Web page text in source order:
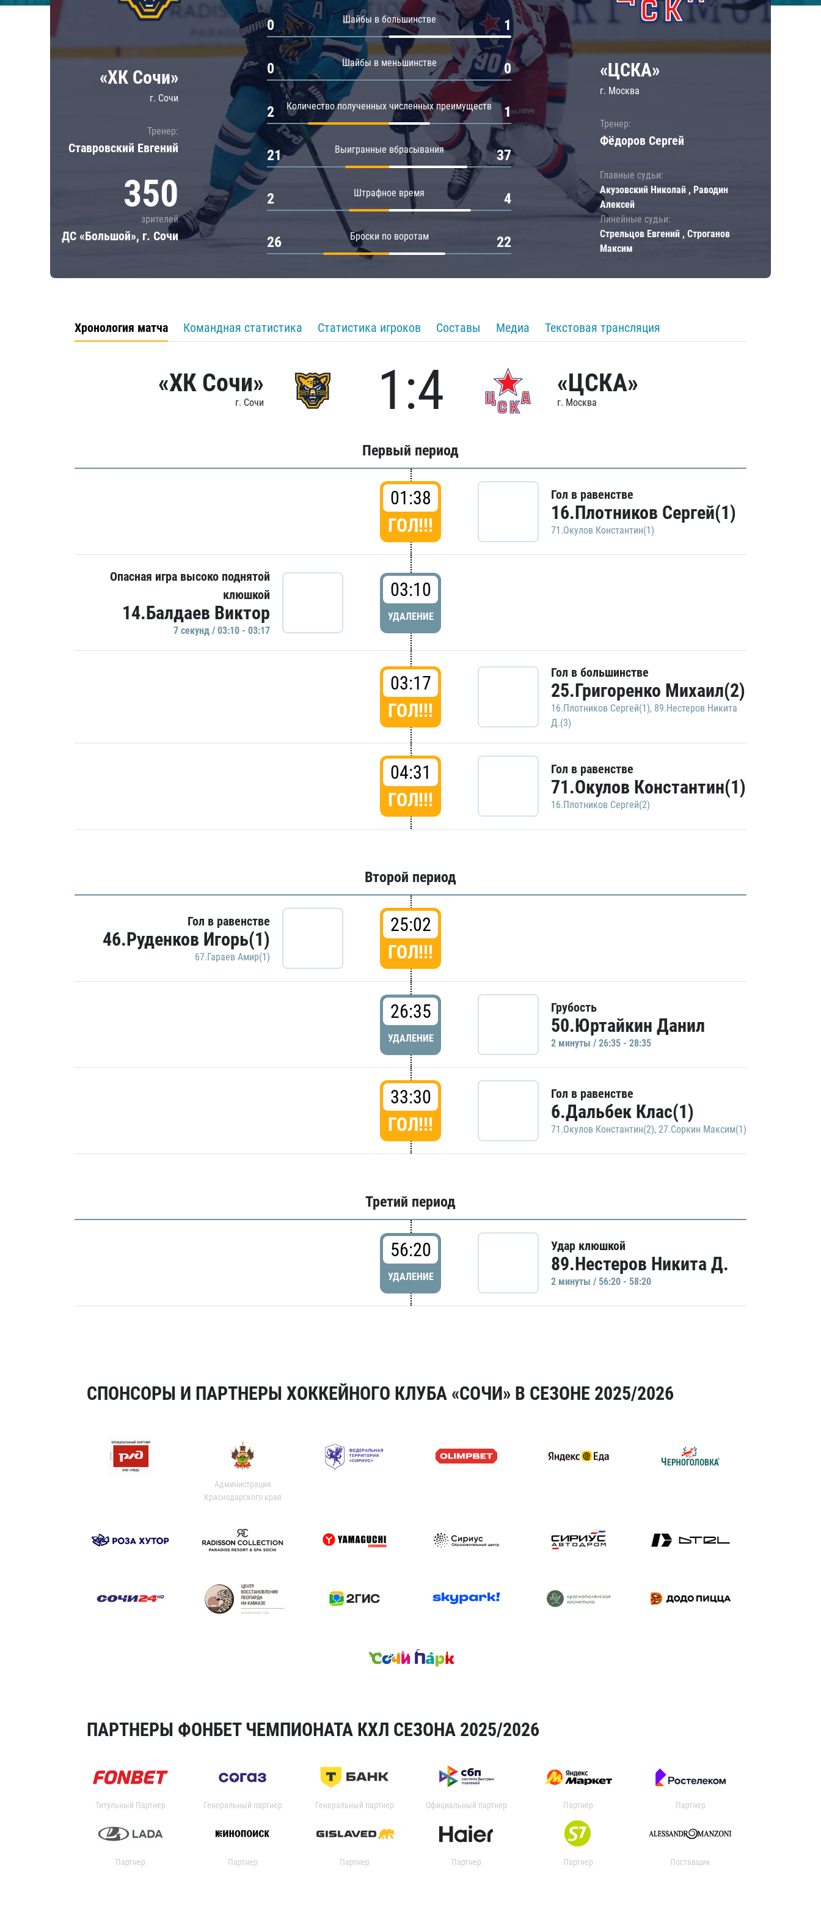
Локомотив
ЦСКА
Шанхайские Драконы
Амур
Барыс
Салават Юлаев
«ХК Сочи»
г. Сочи
Тренер:
Ставровский Евгений
350
зрителей
ДС «Большой», г. Сочи
Шайбы в большинстве
0 1
Шайбы в меньшинстве
0 0
Количество полученных численных преимуществ
2 1
Выигранные вбрасывания
21 37
Штрафное время
2 4
Броски по воротам
26 22
«ЦСКА»
г. Москва
Тренер:
Фёдоров Сергей
Главные судьи:
Акузовский Николай , Раводин
Алексей
Линейные судьи:
Стрельцов Евгений , Строганов
Максим
Хронология матча Командная статистика Статистика игроков Составы Медиа Текстовая трансляция
«ХК Сочи»
г. Сочи 1:4 «ЦСКА»
г. Москва
Первый период
01:38
ГОЛ!!!
Гол в равенстве
16.Плотников Сергей(1)
71.Окулов Константин(1)
Опасная игра высоко поднятой
клюшкой
14.Балдаев Виктор
7 секунд / 03:10 - 03:17
03:10
УДАЛЕНИЕ
03:17
ГОЛ!!!
Гол в большинстве
25.Григоренко Михаил(2)
16.Плотников Сергей(1), 89.Нестеров Никита
Д.(3)
04:31
ГОЛ!!!
Гол в равенстве
71.Окулов Константин(1)
16.Плотников Сергей(2)
Второй период
Гол в равенстве
46.Руденков Игорь(1)
67.Гараев Амир(1)
25:02
ГОЛ!!!
26:35
УДАЛЕНИЕ
Грубость
50.Юртайкин Данил
2 минуты / 26:35 - 28:35
33:30
ГОЛ!!!
Гол в равенстве
6.Дальбек Клас(1)
71.Окулов Константин(2), 27.Соркин Максим(1)
Третий период
56:20
УДАЛЕНИЕ
Удар клюшкой
89.Нестеров Никита Д.
2 минуты / 56:20 - 58:20
СПОНСОРЫ И ПАРТНЕРЫ ХОККЕЙНОГО КЛУБА «СОЧИ» В СЕЗОНЕ 2025/2026
Администрация
Краснодарского края
ПАРТНЕРЫ ФОНБЕТ ЧЕМПИОНАТА КХЛ СЕЗОНА 2025/2026
Титульный Партнер Генеральный партнер Генеральный партнер Официальный партнер Партнер Партнер
Партнер Партнер Партнер Партнер Партнер Поставщик